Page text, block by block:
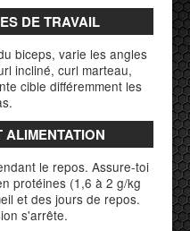
DE TRAVAIL
biceps, varie les angles
incliné, curl marteau,
cible différemment les
ALIMENTATION
le repos. Assure-toi
protéines (1,6 à 2 g/kg
et des jours de repos.
s'arrête.